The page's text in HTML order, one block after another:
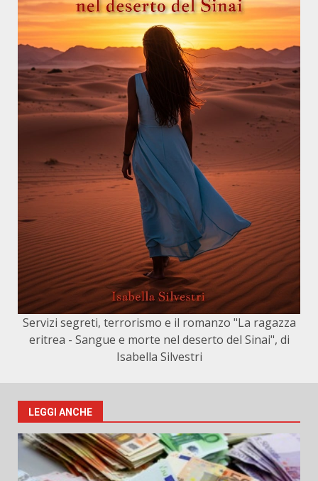
Servizi segreti, terrorismo e il romanzo "La ragazza
eritrea - Sangue e morte nel deserto del Sinai", di
Isabella Silvestri
LEGGI ANCHE